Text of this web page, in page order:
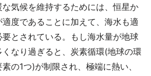
気候を維持するためには、恒星か
適度であることに加えて、海水も適
とされている。もし海水量が地球
なり過ぎると、炭素循環(地球の環
の1つ)が制限され、極端に熱い、